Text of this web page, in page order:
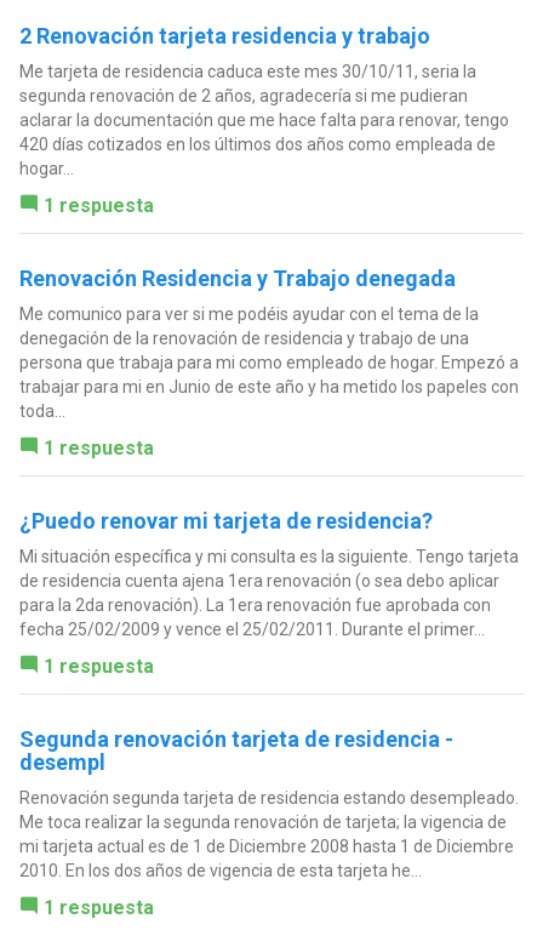
2 Renovación tarjeta residencia y trabajo
Me tarjeta de residencia caduca este mes 30/10/11, seria la
segunda renovación de 2 años, agradecería si me pudieran
aclarar la documentación que me hace falta para renovar, tengo
420 días cotizados en los últimos dos años como empleada de
hogar...
1 respuesta
Renovación Residencia y Trabajo denegada
Me comunico para ver si me podéis ayudar con el tema de la
denegación de la renovación de residencia y trabajo de una
persona que trabaja para mi como empleado de hogar. Empezó a
trabajar para mi en Junio de este año y ha metido los papeles con
toda...
1 respuesta
¿Puedo renovar mi tarjeta de residencia?
Mi situación específica y mi consulta es la siguiente. Tengo tarjeta
de residencia cuenta ajena 1era renovación (o sea debo aplicar
para la 2da renovación). La 1era renovación fue aprobada con
fecha 25/02/2009 y vence el 25/02/2011. Durante el primer...
1 respuesta
Segunda renovación tarjeta de residencia -
desempl
Renovación segunda tarjeta de residencia estando desempleado.
Me toca realizar la segunda renovación de tarjeta; la vigencia de
mi tarjeta actual es de 1 de Diciembre 2008 hasta 1 de Diciembre
2010. En los dos años de vigencia de esta tarjeta he...
1 respuesta